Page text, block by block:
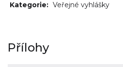
Kategorie: Veřejné vyhlášky
Přílohy